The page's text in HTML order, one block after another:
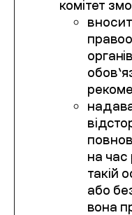
комітет
на час
такій
або
вона